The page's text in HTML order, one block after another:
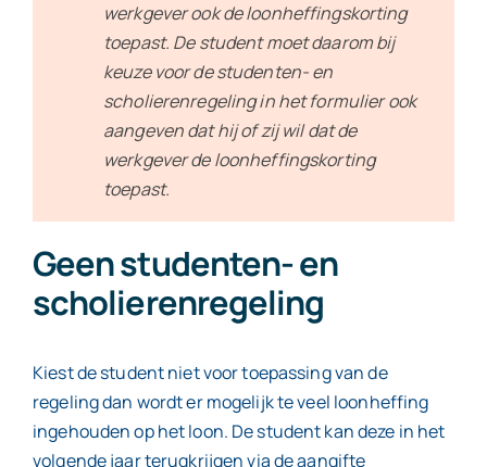
werkgever ook de loonheffingskorting
toepast. De student moet daarom bij
keuze voor de studenten- en
scholierenregeling in het formulier ook
aangeven dat hij of zij wil dat de
werkgever de loonheffingskorting
toepast.
Geen studenten- en
scholierenregeling
Kiest de student niet voor toepassing van de
regeling dan wordt er mogelijk te veel loonheffing
ingehouden op het loon. De student kan deze in het
volgende jaar terugkrijgen via de aangifte